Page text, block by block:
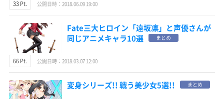
33 Pt. 公開日時：2018.06.09 19:00
Fate三大ヒロイン「遠坂凛」と声優さんが
同じアニメキャラ10選
まとめ
66 Pt. 公開日時：2018.03.07 12:00
変身シリーズ!! 戦う美少女5選!! まとめ